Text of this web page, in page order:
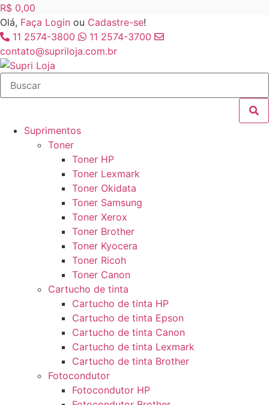
R$ 0,00
Olá, Faça Login ou Cadastre-se!
11 2574-3800
11 2574-3700
contato@supriloja.com.br
Suprimentos
Toner
Toner HP
Toner Lexmark
Toner Okidata
Toner Samsung
Toner Xerox
Toner Brother
Toner Kyocera
Toner Ricoh
Toner Canon
Cartucho de tinta
Cartucho de tinta HP
Cartucho de tinta Epson
Cartucho de tinta Canon
Cartucho de tinta Lexmark
Cartucho de tinta Brother
Fotocondutor
Fotocondutor HP